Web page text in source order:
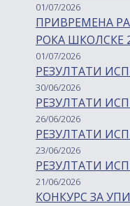
01/07/2026
ПРИВРЕМЕНА
РОКА ШКОЛСКЕ
01/07/2026
РЕЗУЛТАТИ
30/06/2026
РЕЗУЛТАТИ
26/06/2026
РЕЗУЛТАТИ
23/06/2026
РЕЗУЛТАТИ
21/06/2026
КОНКУРС ЗА